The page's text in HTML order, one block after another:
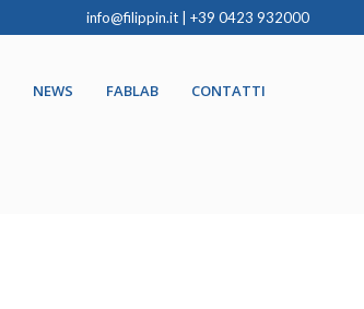
info@filippin.it +39 0423 932000
NEWS FABLAB CONTATTI